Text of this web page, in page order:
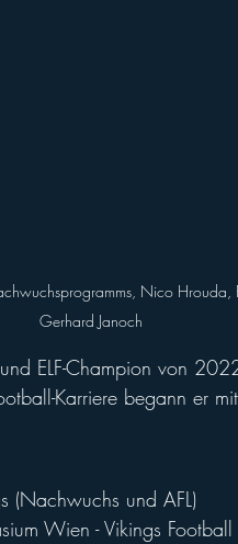
Nico
Gerhard Janoch
ELF-Champion von
Karriere begann er
(Nachwuchs und AFL)
Wien - Vikings Football